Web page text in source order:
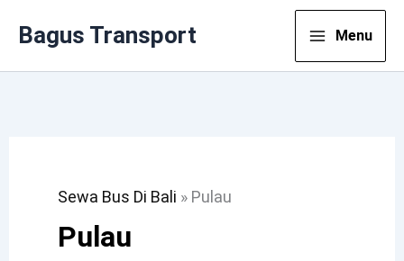
Bagus Transport Menu
Sewa Bus Di Bali » Pulau
Pulau